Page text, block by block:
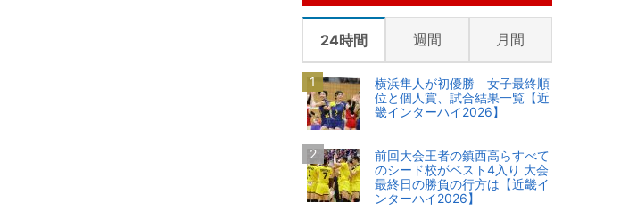
24時間 週間 月間
横浜隼人が初優勝 女子最終順
位と個人賞、試合結果一覧【近
畿インターハイ2026】
前回大会王者の鎮西高らすべて
のシード校がベスト4入り 大会
最終日の勝負の行方は【近畿イ
ンターハイ2026】